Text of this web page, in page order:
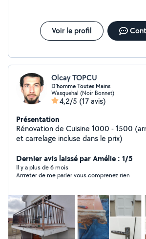
Voir le profil
Olcay TOPCU
D'homme Toutes Mains
Wasquehal (Noir Bonnet)
4,2/5 (17 avis)
Présentation
Rénovation de Cuisine 1000 - 1500
et carrelage incluse dans le prix)
Dernier avis laissé par Amélie : 1/5
Il y a plus de 6 mois
Arrreter de me parler vous comprenez rien